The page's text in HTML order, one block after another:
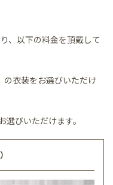
、以下の料金を頂戴して
の衣装をお選びいただけ
選びいただけます。